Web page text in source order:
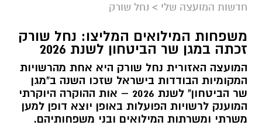
קדריט לתמונה: דוברות משרד האנרגיה
פריסת המונים החכמים במועצה תאפשר לתושבים
חדשות המועצה שלי > נחל שורק
משפחות המילואים המליצו: נחל שורק
זכתה במגן שר הביטחון לשנת 2026
המועצה האזורית נחל שורק היא אחת מהרשויות
המקומיות הבודדות בישראל שזכו השנה ב"מגן
שר הביטחון" לשנת 2026 – אות ההוקרה היוקרתי
המוענק לרשויות הפועלות באופן יוצא דופן למען
משרתי ומשרתות המילואים ובני משפחותיהם.